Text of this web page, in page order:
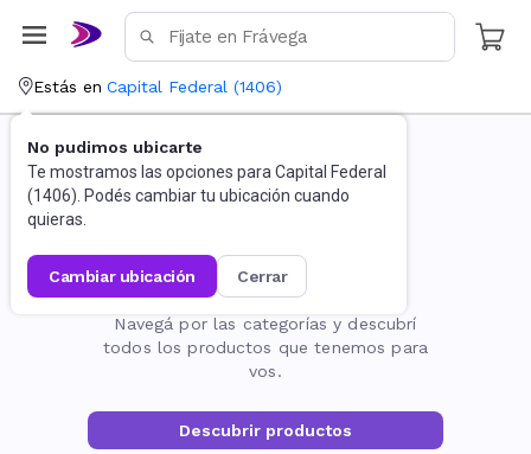
Estás en Capital Federal (1406)
No pudimos ubicarte
Te mostramos las opciones para Capital Federal
(1406). Podés cambiar tu ubicación cuando
quieras.
cambiar ubicación cerrar
La página no existe
Navegá por las categorías y descubrí
todos los productos que tenemos para
vos.
Descubrir productos